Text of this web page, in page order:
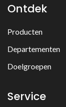
Ontdek
Producten
Departementen
Doelgroepen
Service